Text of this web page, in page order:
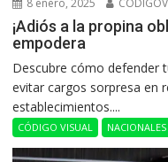
¡Adiós a la propina
empodera
Descubre cómo defender
evitar cargos sorpresa en
establecimientos....
CÓDIGO VISUAL NACIONALES